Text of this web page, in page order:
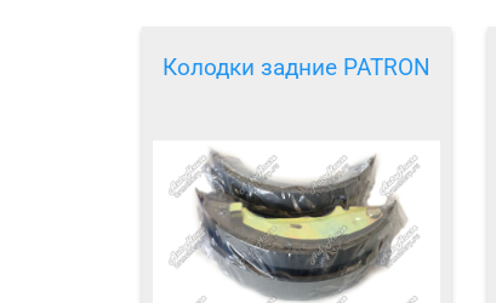
Колодки задние PATRON